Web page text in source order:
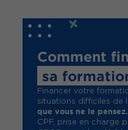
Comment
sa
Financer votre
situations difficiles de
que vous ne le pensez.
CPF, prise en charge